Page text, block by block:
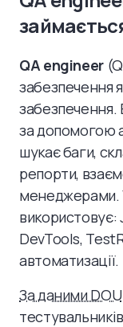
QA engineer
забезпечення
забезпечення.
за допомогою
шукає баги,
репорти,
менеджерами.
використовує:
DevTools,
автоматизації.
За даними DOU